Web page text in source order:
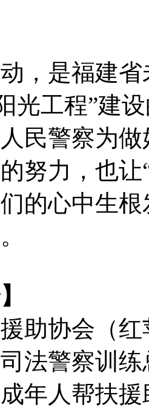
，是福建
光工程”建
民警察为
努力，也
的心中生
助协会（
司法警察训
年人帮扶